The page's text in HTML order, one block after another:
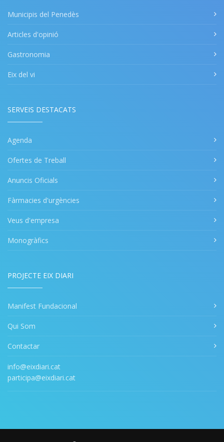
Municipis del Penedès
Articles d'opinió
Gastronomia
Eix del vi
SERVEIS DESTACATS
Agenda
Ofertes de Treball
Anuncis Oficials
Fàrmacies d'urgències
Veus d'empresa
Monogràfics
PROJECTE EIX DIARI
Manifest Fundacional
Qui Som
Contactar
info@eixdiari.cat
participa@eixdiari.cat